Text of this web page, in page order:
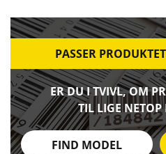
PASSER
ER DU I TVIVL, OM
TIL LIGE
FIND MODEL